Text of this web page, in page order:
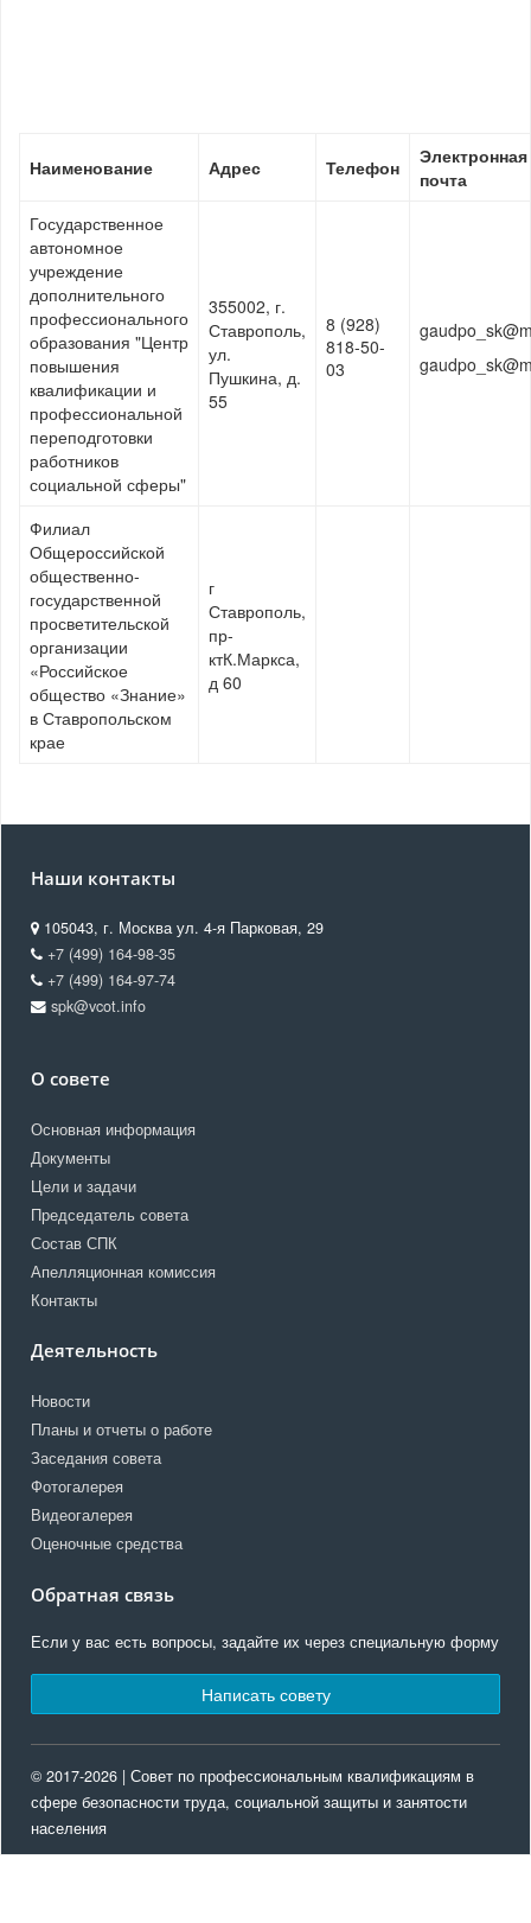
Наименование Адрес Телефон
Электронная
почта
Государственное
автономное
учреждение
дополнительного
профессионального
образования "Центр
повышения
квалификации и
профессиональной
переподготовки
работников
социальной сферы"
355002, г.
Ставрополь,
ул.
Пушкина, д.
55
8 (928)
818-50-
03
Филиал
Общероссийской
общественно-
государственной
просветительской
организации
«Российское
общество «Знание»
в Ставропольском
крае
г
Ставрополь,
пр-
ктК.Маркса,
д 60
Наши контакты
105043, г. Москва ул. 4-я Парковая, 29
+7 (499) 164-98-35
+7 (499) 164-97-74
spk@vcot.info
О совете
Основная информация
Документы
Цели и задачи
Председатель совета
Состав СПК
Апелляционная комиссия
Контакты
Деятельность
Новости
Планы и отчеты о работе
Заседания совета
Фотогалерея
Видеогалерея
Оценочные средства
Обратная связь
Если у вас есть вопросы, задайте их через специальную форму
Написать совету
© 2017-2026 | Совет по профессиональным квалификациям в
сфере безопасности труда, социальной защиты и занятости
населения